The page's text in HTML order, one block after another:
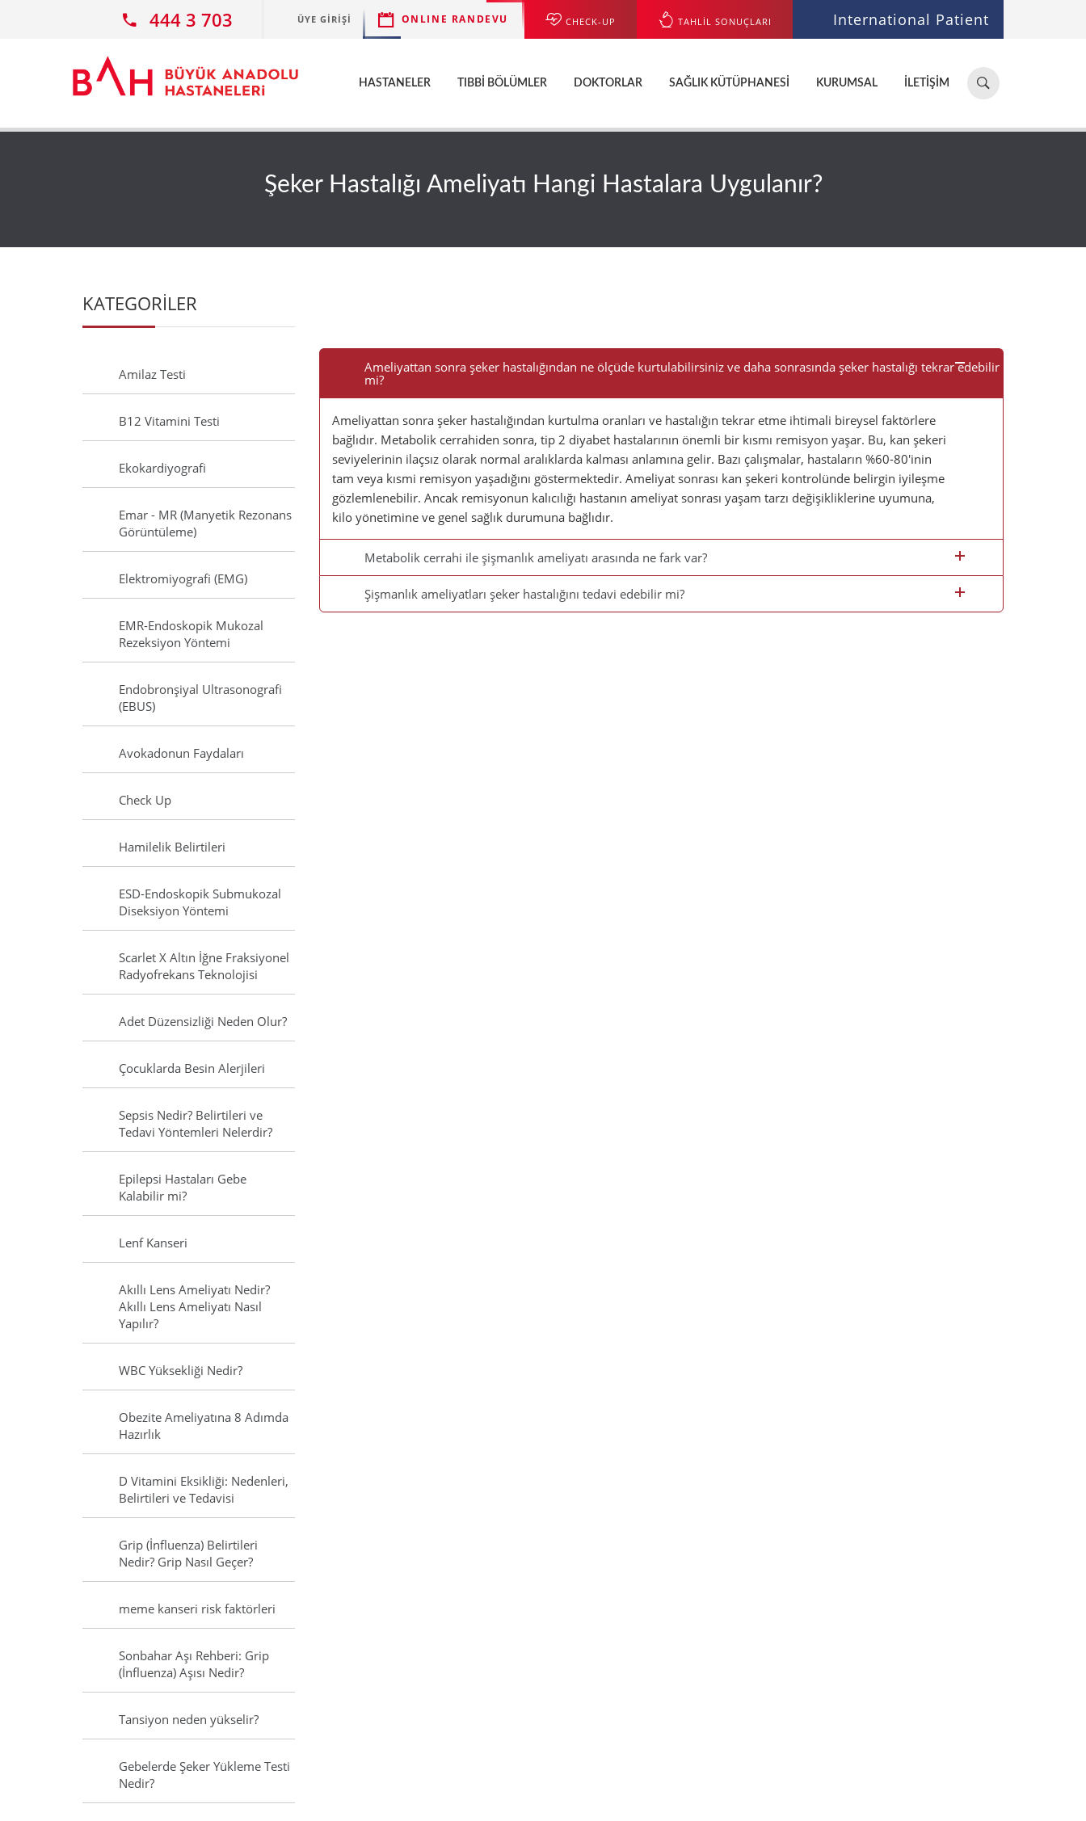
444 3 703 ÜYE GIRIŞI ONLINE RANDEVU CHECK-UP TAHLİL SONUÇLARI International Patient
Hastane,
doktor,
ara...
HASTANELER TIBBI BÖLÜMLER DOKTORLAR SAĞLIK KÜTÜPHANESI KURUMSAL İLETIŞIM
Şeker Hastalığı Ameliyatı Hangi Hastalara Uygulanır?
Ameliyattan sonra şeker hastalığından ne ölçüde kurtulabilirsiniz ve daha sonrasında şeker hastalığı tekrar edebilir
mi?
Ameliyattan sonra şeker hastalığından kurtulma oranları ve hastalığın tekrar etme ihtimali bireysel faktörlere
bağlıdır. Metabolik cerrahiden sonra, tip 2 diyabet hastalarının önemli bir kısmı remisyon yaşar. Bu, kan şekeri
seviyelerinin ilaçsız olarak normal aralıklarda kalması anlamına gelir. Bazı çalışmalar, hastaların %60-80'inin
tam veya kısmi remisyon yaşadığını göstermektedir. Ameliyat sonrası kan şekeri kontrolünde belirgin iyileşme
gözlemlenebilir. Ancak remisyonun kalıcılığı hastanın ameliyat sonrası yaşam tarzı değişikliklerine uyumuna,
kilo yönetimine ve genel sağlık durumuna bağlıdır.
Metabolik cerrahi ile şişmanlık ameliyatı arasında ne fark var?
Şişmanlık ameliyatları şeker hastalığını tedavi edebilir mi?
KATEGORİLER
Amilaz Testi
B12 Vitamini Testi
Ekokardiyografi
Emar - MR (Manyetik Rezonans
Görüntüleme)
Elektromiyografi (EMG)
EMR-Endoskopik Mukozal
Rezeksiyon Yöntemi
Endobronşiyal Ultrasonografi
(EBUS)
Avokadonun Faydaları
Check Up
Hamilelik Belirtileri
ESD-Endoskopik Submukozal
Diseksiyon Yöntemi
Scarlet X Altın İğne Fraksiyonel
Radyofrekans Teknolojisi
Adet Düzensizliği Neden Olur?
Çocuklarda Besin Alerjileri
Sepsis Nedir? Belirtileri ve
Tedavi Yöntemleri Nelerdir?
Epilepsi Hastaları Gebe
Kalabilir mi?
Lenf Kanseri
Akıllı Lens Ameliyatı Nedir?
Akıllı Lens Ameliyatı Nasıl
Yapılır?
WBC Yüksekliği Nedir?
Obezite Ameliyatına 8 Adımda
Hazırlık
D Vitamini Eksikliği: Nedenleri,
Belirtileri ve Tedavisi
Grip (İnfluenza) Belirtileri
Nedir? Grip Nasıl Geçer?
meme kanseri risk faktörleri
Sonbahar Aşı Rehberi: Grip
(İnfluenza) Aşısı Nedir?
Tansiyon neden yükselir?
Gebelerde Şeker Yükleme Testi
Nedir?